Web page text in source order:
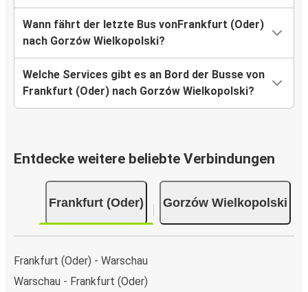
Wann fährt der letzte Bus vonFrankfurt (Oder)
nach Gorzów Wielkopolski?
Welche Services gibt es an Bord der Busse von
Frankfurt (Oder) nach Gorzów Wielkopolski?
Entdecke weitere beliebte Verbindungen
Frankfurt (Oder) Gorzów Wielkopolski
Frankfurt (Oder) - Warschau
Warschau - Frankfurt (Oder)